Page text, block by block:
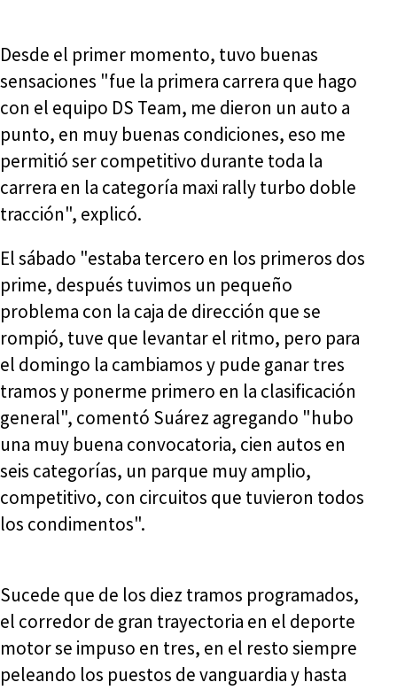
Desde el primer momento, tuvo buenas
sensaciones "fue la primera carrera que hago
con el equipo DS Team, me dieron un auto a
punto, en muy buenas condiciones, eso me
permitió ser competitivo durante toda la
carrera en la categoría maxi rally turbo doble
tracción", explicó.
El sábado "estaba tercero en los primeros dos
prime, después tuvimos un pequeño
problema con la caja de dirección que se
rompió, tuve que levantar el ritmo, pero para
el domingo la cambiamos y pude ganar tres
tramos y ponerme primero en la clasificación
general", comentó Suárez agregando "hubo
una muy buena convocatoria, cien autos en
seis categorías, un parque muy amplio,
competitivo, con circuitos que tuvieron todos
los condimentos".
Sucede que de los diez tramos programados,
el corredor de gran trayectoria en el deporte
motor se impuso en tres, en el resto siempre
peleando los puestos de vanguardia y hasta